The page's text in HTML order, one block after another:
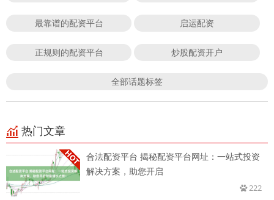
最靠谱的配资平台 启运配资
正规则的配资平台 炒股配资开户
全部话题标签
热门文章
合法配资平台 揭秘配资平台网址：一站式投资
解决方案，助您开启
222